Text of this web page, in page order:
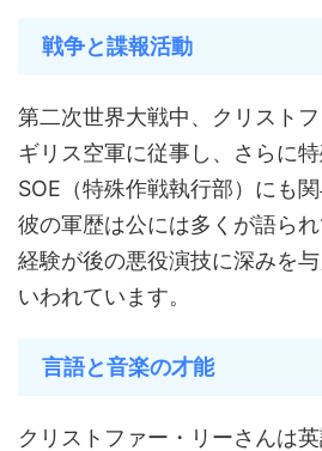
戦争と諜報活動
第二次世界大戦中、クリスト
ギリス空軍に従事し、さらに
SOE（特殊作戦執行部）にも関
彼の軍歴は公には多くが語ら
経験が後の悪役演技に深みを
いわれています。
言語と音楽の才能
クリストファー・リーさんは